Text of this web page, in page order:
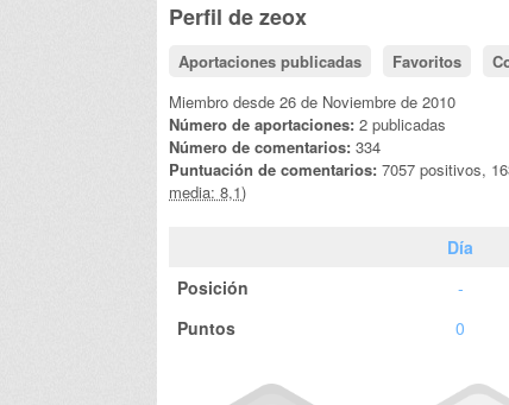
Perfil dezeox
Aportaciones publicadas Favoritos
Miembro desde 26 de Noviembre de 2010
Número de aportaciones: 2 publicadas
Número de comentarios: 334
Puntuación de comentarios: 7057 positivos,
media: 8,1)
Día
Posición
-
Puntos
0